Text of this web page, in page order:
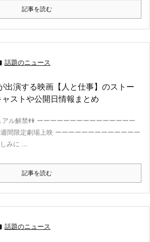
記事を読む
話題のニュース
出演する映画【人と仕事】のストー
ストや公開日情報まとめ
ル解禁👫 ーーーーーーーーーーーーーーー
間限定劇場上映 ーーーーーーーーーーーーー
みに ...
記事を読む
話題のニュース